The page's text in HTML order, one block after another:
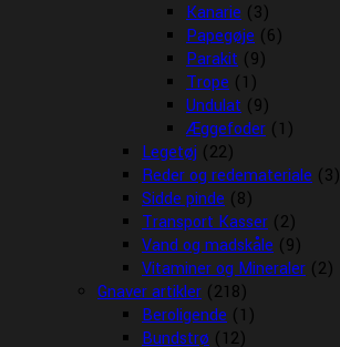
Kanarie (3)
Papegøje (6)
Parakit (9)
Trope (1)
Undulat (9)
Æggefoder (1)
Legetøj (22)
Reder og redemateriale (3)
Sidde pinde (8)
Transport Kasser (2)
Vand og madskåle (9)
Vitaminer og Mineraler (2)
Gnaver artikler (218)
Beroligende (1)
Bundstrø (12)